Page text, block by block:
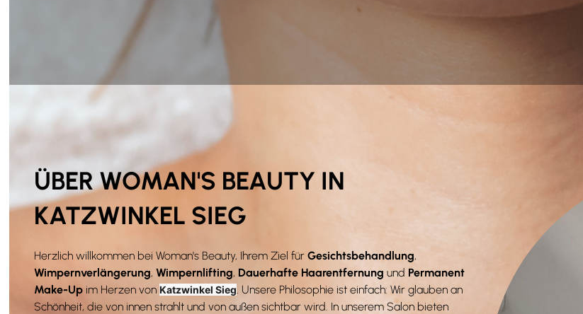
ÜBER WOMAN'S BEAUTY IN
KATZWINKEL SIEG
Herzlich willkommen bei Woman's Beauty, Ihrem Ziel für Gesichtsbehandlung,
Wimpernverlängerung, Wimpernlifting, Dauerhafte Haarentfernung und Permanent
Make-Up im Herzen von Katzwinkel Sieg. Unsere Philosophie ist einfach: Wir glauben an
Schönheit, die von innen strahlt und von außen sichtbar wird. In unserem Salon bieten